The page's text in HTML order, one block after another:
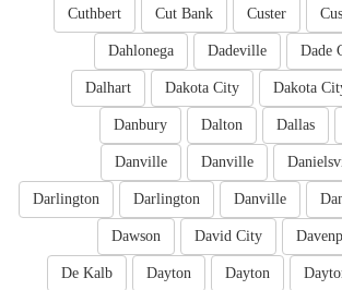
Custer
Cut Bank
Cuthbert
Dade
Dadeville
Dahlonega
Dakota
Dakota City
Dalhart
Dallas
Dalton
Danbury
Danville
Danville
Danville
Darlington
Darlington
David City
Dawson
Dayton
Dayton
De Kalb